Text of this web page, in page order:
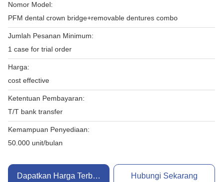
Nomor Model:
PFM dental crown bridge+removable dentures combo
Jumlah Pesanan Minimum:
1 case for trial order
Harga:
cost effective
Ketentuan Pembayaran:
T/T bank transfer
Kemampuan Penyediaan:
50.000 unit/bulan
Dapatkan Harga Terbaik Hubungi Sekarang